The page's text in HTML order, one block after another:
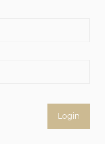
Login